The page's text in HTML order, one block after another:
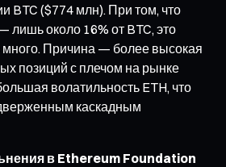
BTC ($774 млн). При том, что
лишь около 16% от BTC, это
Причина — более высокая
позиций с плечом на рынке
волатильность ETH, что
каскадным
в Ethereum Foundation